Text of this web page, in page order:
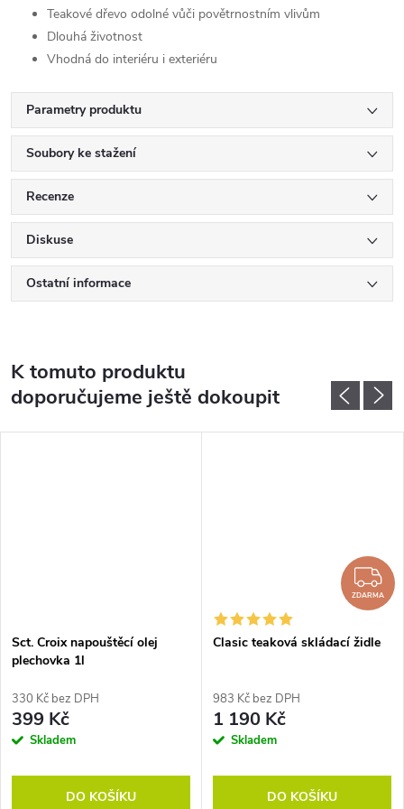
Teakové dřevo odolné vůči povětrnostním vlivům
Dlouhá životnost
Vhodná do interiéru i exteriéru
Parametry produktu
Soubory ke stažení
Recenze
Diskuse
Ostatní informace
K tomuto produktu
doporučujeme ještě dokoupit
Sct. Croix napouštěcí olej
plechovka 1l
330 Kč bez DPH
399 Kč
Skladem
DO KOŠÍKU
ZDARMA
Clasic teaková skládací židle
983 Kč bez DPH
1 190 Kč
Skladem
DO KOŠÍKU